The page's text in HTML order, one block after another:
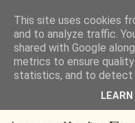
This site uses cookies
and to analyze traffic.
shared with Google
metrics to ensure
statistics, and to detect